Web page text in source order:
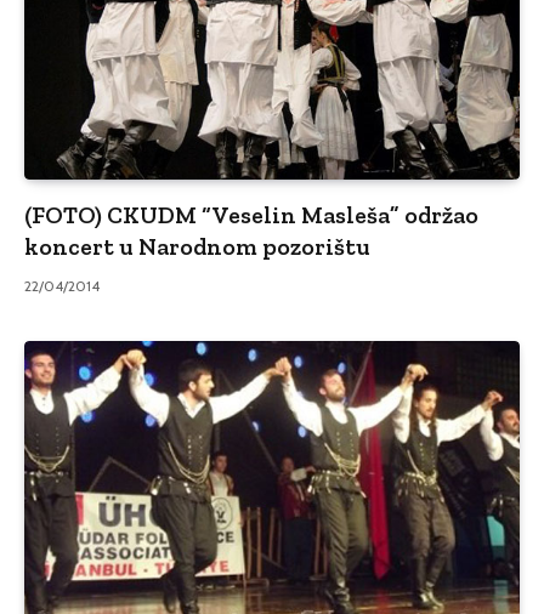
(FOTO) CKUDM “Veselin Masleša” održao
koncert u Narodnom pozorištu
22/04/2014